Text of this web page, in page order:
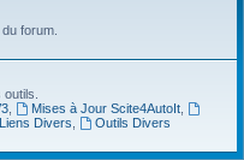
r
forum.
, Mises à Jour Scite4AutoIt,
Liens Divers
Outils Divers